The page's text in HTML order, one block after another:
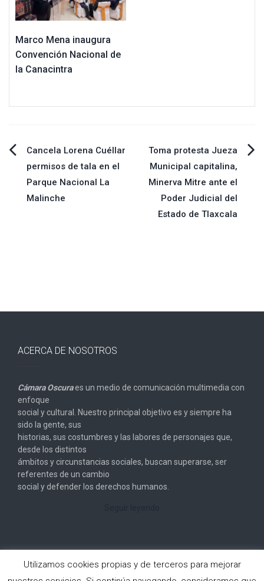
Marco Mena inaugura
Convención Nacional de
la Canacintra
Navegación
de
Cancela Lorena Cuéllar
permisos de tala en el
Parque Nacional La
Malinche
Toma protesta Jueza
Municipal capitalina,
Minerva Mitre ante el
Poder Judicial del
Estado de Tlaxcala
ACERCA DE NOSOTROS
Cámara Oscuraes un medio de comunicación multimedia con
enfoque
social y cultural. Nuestro principal objetivo es y siempre ha
sido la gente, sus
historias, sus costumbres y las labores de personajes que,
desde los distintos
ámbitos y circunstancias sociales, buscan superarse, ser
referentes de un cambio
social y defender los derechos humanos.
Utilizamos cookies propias y de terceros para mejorar